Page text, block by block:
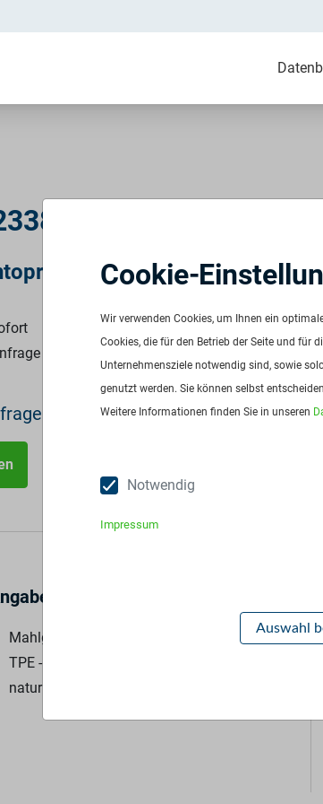
TPE natur
8291-55 natural
Mahlgut
TPE - 100%
natur
Cookie-
Wir verwenden Cookies, um Ihnen ein
Cookies, die für den Betrieb der Seite und für
Unternehmensziele notwendig sind, sowie
genutzt werden. Sie können selbst
Weitere Informationen finden Sie in unseren
Notwendig
Impressum
Auswahl